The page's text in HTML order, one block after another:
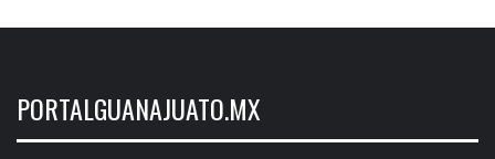
PORTALGUANAJUATO.MX